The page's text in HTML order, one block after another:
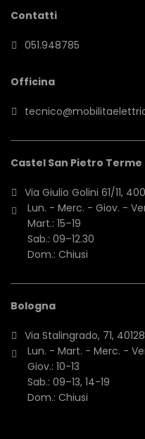
Contatti
051.948785
Officina
Castel San Pietro Terme
Via Giulio Golini 61/11,
Lun. - Merc. - Giov. -
Mart.: 15–19
Sab.: 09–12.30
Dom.: Chiusi
Bologna
Via Stalingrado, 71,
Lun. - Mart. - Merc. -
Giov.: 10-13
Sab.: 09–13, 14-19
Dom.: Chiusi